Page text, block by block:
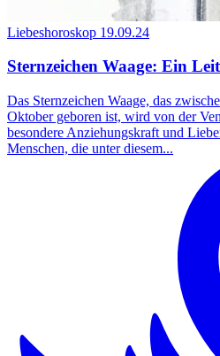
Liebeshoroskop 19.09.24
Sternzeichen Waage: Ein
Das Sternzeichen Waage, das
Oktober geboren ist, wird von der
besondere Anziehungskraft und
Menschen, die unter diesem...